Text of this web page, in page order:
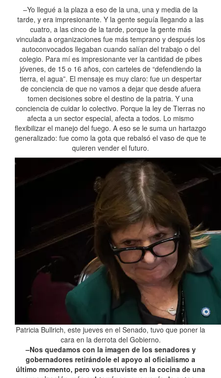
–Yo llegué a la plaza a eso de la una, una y media de la
tarde, y era impresionante. Y la gente seguía llegando a las
cuatro, a las cinco de la tarde, porque la gente más
vinculada a organizaciones fue más temprano y después los
autoconvocados llegaban cuando salían del trabajo o del
colegio. Para mí es impresionante ver la cantidad de pibes
jóvenes, de 15 o 16 años, con carteles de “defendiendo la
tierra, el agua”. El mensaje es muy claro: fue un despertar
de conciencia de que no vamos a dejar que desde afuera
tomen decisiones sobre el destino de la patria. Y una
conciencia de cuidar lo colectivo. Porque la ley de Tierras no
afecta a un sector especial, afecta a todos. Lo mismo
flexibilizar el manejo del fuego. A eso se le suma un hartazgo
generalizado: fue como la gota que rebalsó el vaso de que te
quieren vender el futuro.
Patricia Bullrich, este jueves en el Senado, tuvo que poner la
cara en la derrota del Gobierno.
–Nos quedamos con la imagen de los senadores y
gobernadores retirándole el apoyo al oficialismo a
último momento, pero vos estuviste en la cocina de una